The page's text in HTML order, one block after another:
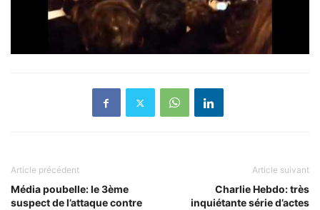
Article précédent
Média poubelle: le 3ème
suspect de l’attaque contre
Article suivant
Charlie Hebdo: très
inquiétante série d’actes